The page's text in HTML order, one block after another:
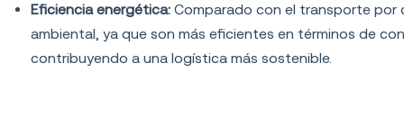
Eficiencia energética: Comparado con el transporte por
ambiental, ya que son más eficientes en términos de
contribuyendo a una logística más sostenible.